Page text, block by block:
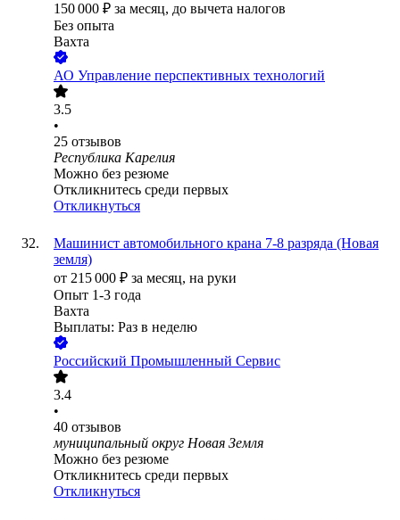
150 000 ₽ за месяц, до вычета налогов
Без опыта
Вахта
АО Управление перспективных технологий
3.5
•
25 отзывов
Республика Карелия
Можно без резюме
Откликнитесь среди первых
Откликнуться
Машинист автомобильного крана 7-8 разряда (Новая
земля)
от 215 000 ₽ за месяц, на руки
Опыт 1-3 года
Вахта
Выплаты: Раз в неделю
Российский Промышленный Сервис
3.4
•
40 отзывов
муниципальный округ Новая Земля
Можно без резюме
Откликнитесь среди первых
Откликнуться